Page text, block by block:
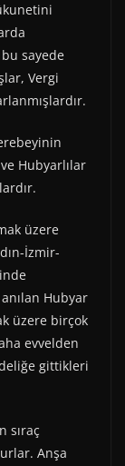
bu sayede
Vergi
Hubyarlılar
üzere
İzmir-
Hubyar
üzere birçok
evvelden
gittikleri
sıraç
Anşa